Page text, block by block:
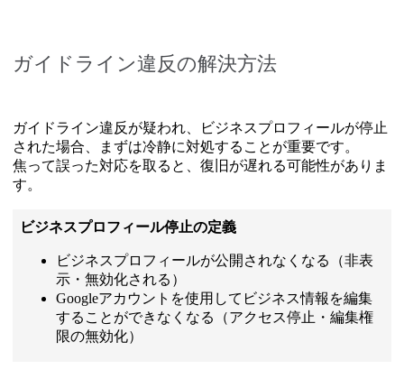
ガイドライン違反の解決方法
ガイドライン違反が疑われ、ビジネスプロフィールが停止
された場合、まずは冷静に対処することが重要です。
焦って誤った対応を取ると、復旧が遅れる可能性がありま
す。
ビジネスプロフィール停止の定義
ビジネスプロフィールが公開されなくなる（非表
示・無効化される）
Googleアカウントを使用してビジネス情報を編集
することができなくなる（アクセス停止・編集権
限の無効化）